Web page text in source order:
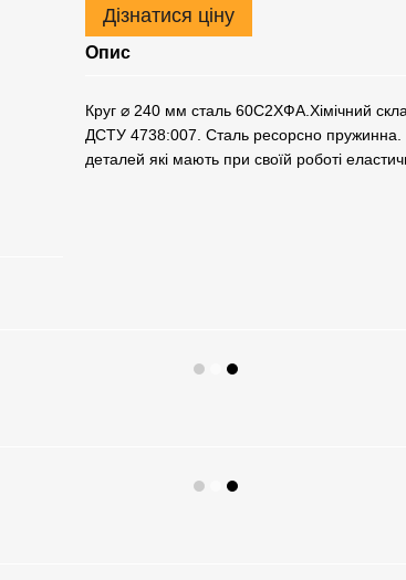
Дізнатися ціну
Опис
Круг ⌀ 240 мм сталь 60С2ХФА.Хімічний
ДСТУ 4738:007. Сталь ресорсно пружинна.
деталей які мають при своїй роботі